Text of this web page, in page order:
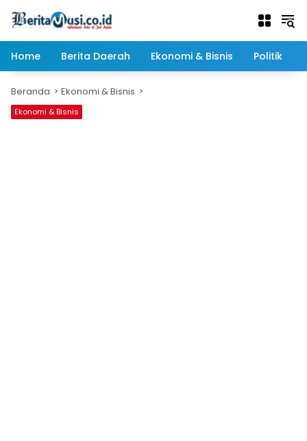
Home
Berita Daerah Ekonomi & Bisnis Politik
Beranda Ekonomi & Bisnis
Ekonomi & Bisnis